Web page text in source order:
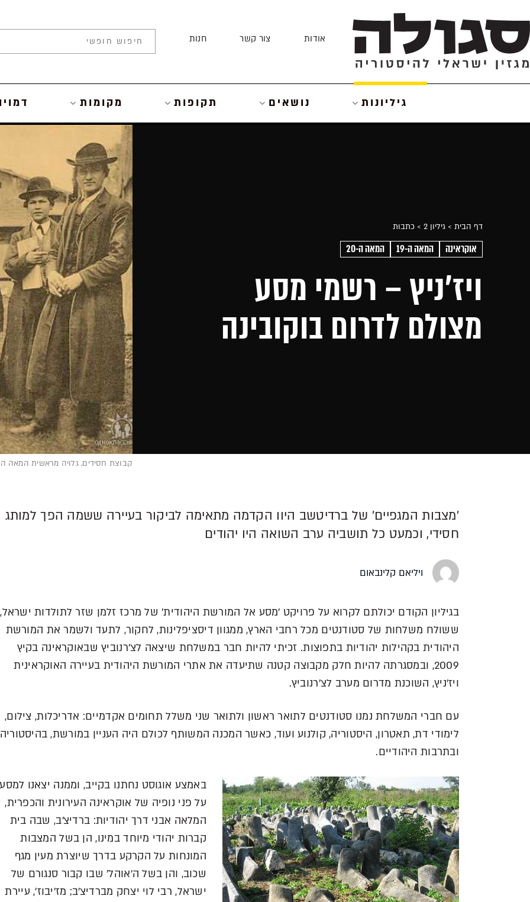
to
content
אודות צור קשר חנות
גיליונות נושאים תקופות מקומות
דף הבית > גיליון 2 > כתבות
אוקראינה המאה ה-19 המאה ה-20
ויז'ניץ – רשמי מסע
מצולם לדרום בוקובינה
קבוצת חסידים, גלויה מראשית המאה
'מצבות המגפיים' של ברדיטשב היוו הקדמה מתאימה לביקור בעיירה ששמה הפך למותג
חסידי, וכמעט כל תושביה ערב השואה היו יהודים
ויליאם קלינבאום
בגיליון הקודם יכולתם לקרוא על פרויקט 'מסע אל המורשת היהודית' של מרכז זלמן שזר לתולדות ישראל,
ששולח משלחות של סטודנטים מכל רחבי הארץ, ממגוון דיסציפלינות, לחקור, לתעד ולשמר את המורשת
היהודית בקהילות יהודיות בתפוצות. זכיתי להיות חבר במשלחת שיצאה לצ'רנוביץ שבאוקראינה בקיץ
2009, ובמסגרתה להיות חלק מקבוצה קטנה שתיעדה את אתרי המורשת היהודית בעיירה האוקראינית
ויז'ניץ, השוכנת מדרום מערב לצ'רנוביץ.
עם חברי המשלחת נמנו סטודנטים לתואר ראשון ולתואר שני משלל תחומים אקדמיים: אדריכלות, צילום,
לימודי דת, תאטרון, היסטוריה, קולנוע ועוד, כאשר המכנה המשותף לכולם היה העניין במורשת, בהיסטוריה
ובתרבות היהודיים.
באמצע אוגוסט נחתנו בקייב, וממנה יצאנו למסע
על פני נופיה של אוקראינה העירונית והכפרית,
המלאה אבני דרך יהודיות: ברדיצ'ב, שבה בית
קברות יהודי מיוחד במינו, הן בשל המצבות
המונחות על הקרקע בדרך שיוצרת מעין מגף
שכוב, והן בשל ה'אוהל' שבו קבור סנגורם של
ישראל, רבי לוי יצחק מברדיצ'ב; מז'יבוז', עיירת